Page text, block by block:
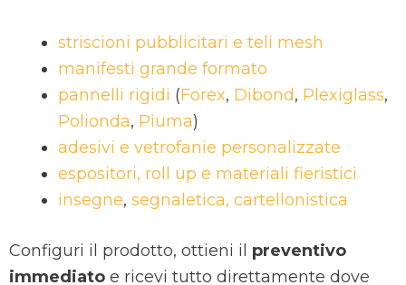
striscioni pubblicitari e teli mesh
manifesti grande formato
pannelli rigidi (Forex, Dibond, Plexiglass,
Polionda, Piuma)
adesivi e vetrofanie personalizzate
espositori, roll up e materiali fieristici
insegne, segnaletica, cartellonistica
Configuri il prodotto, ottieni il preventivo
immediato e ricevi tutto direttamente dove